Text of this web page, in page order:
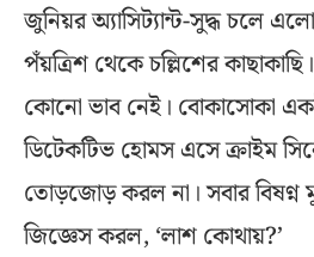
জুনিয়র অ্যাসিট্যান্ট-সুদ্ধ চলে
পঁয়ত্রিশ থেকে চল্লিশের
কোনো ভাব নেই। বোকাসোকা
ডিটেকটিভ হোমস এসে ক্রাইম
তোড়জোড় করল না। সবার বিষণ্ন
জিজ্ঞেস করল, ‘লাশ কোথায়?’